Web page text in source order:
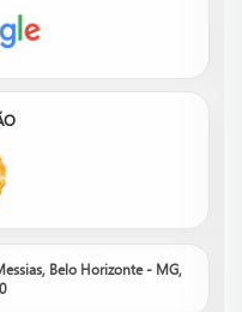
Belo Horizonte - MG,